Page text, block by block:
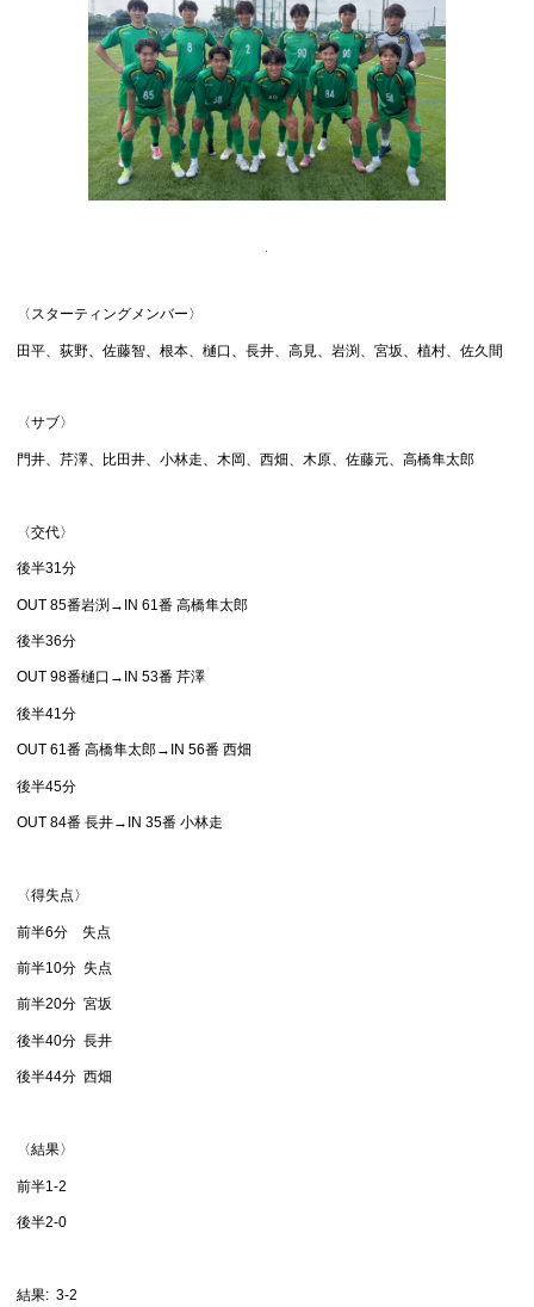
〈スターティングメンバー〉
田平、荻野、佐藤智、根本、樋口、長井、高見、岩渕、宮坂、植村、佐久間
〈サブ〉
門井、芹澤、比田井、小林走、木岡、西畑、木原、佐藤元、高橋隼太郎
〈交代〉
後半31分
OUT 85番岩渕→IN 61番 高橋隼太郎
後半36分
OUT 98番樋口→IN 53番 芹澤
後半41分
OUT 61番 高橋隼太郎→IN 56番 西畑
後半45分
OUT 84番 長井→IN 35番 小林走
〈得失点〉
前半6分 失点
前半10分 失点
前半20分 宮坂
後半40分 長井
後半44分 西畑
〈結果〉
前半1-2
後半2-0
結果: 3-2